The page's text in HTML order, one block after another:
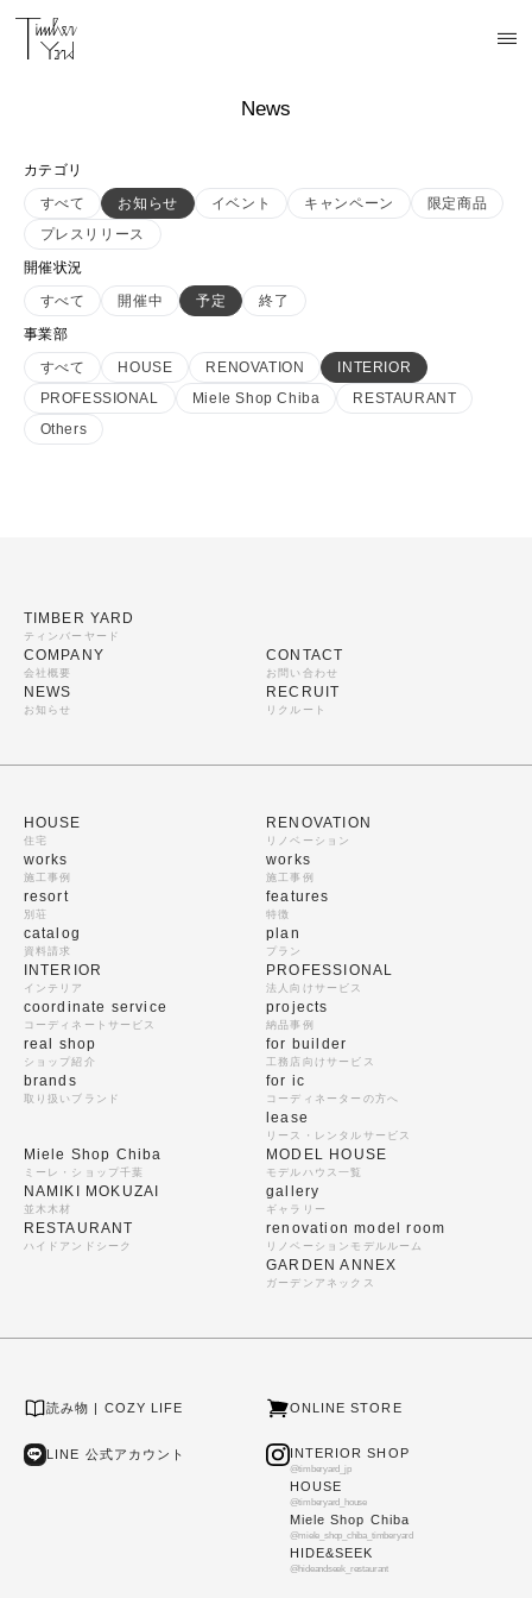
News
カテゴリ
すべて
お知らせ イベント キャンペーン
限定商品
プレスリリース
開催状況
すべて
開催中 予定
終了
事業部
すべて
HOUSE RENOVATION
INTERIOR
PROFESSIONAL
Miele Shop Chiba
RESTAURANT
Others
TIMBER YARD
ティンバーヤード
COMPANY
会社概要
NEWS
お知らせ
CONTACT
お問い合わせ
RECRUIT
リクルート
HOUSE
住宅
works
施工事例
resort
別荘
catalog
資料請求
RENOVATION
リノベーション
works
施工事例
features
特徴
plan
プラン
INTERIOR
インテリア
coordinate service
コーディネートサービス
real shop
ショップ紹介
brands
取り扱いブランド
PROFESSIONAL
法人向けサービス
projects
納品事例
for builder
工務店向けサービス
for ic
コーディネーターの方へ
lease
リース・レンタルサービス
Miele Shop Chiba
ミーレ・ショップ千葉
NAMIKI MOKUZAI
並木木材
RESTAURANT
ハイドアンドシーク
MODEL HOUSE
モデルハウス一覧
gallery
ギャラリー
renovation model room
リノベーションモデルルーム
GARDEN ANNEX
ガーデンアネックス
読み物 | COZY LIFE ONLINE STORE
LINE 公式アカウント INTERIOR SHOP
@timberyard_jp
HOUSE
@timberyard_house
Miele Shop Chiba
@miele_shop_chiba_timberyard
HIDE&SEEK
@hideandseek_restaurant